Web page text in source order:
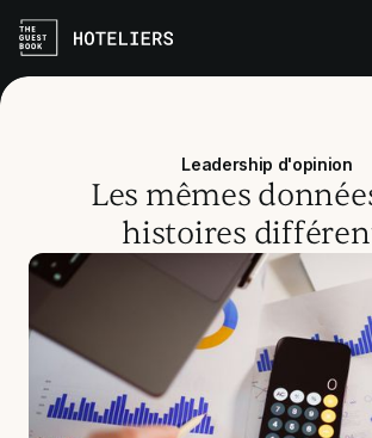
Leadership d'opinion
Les mêmes
histoires